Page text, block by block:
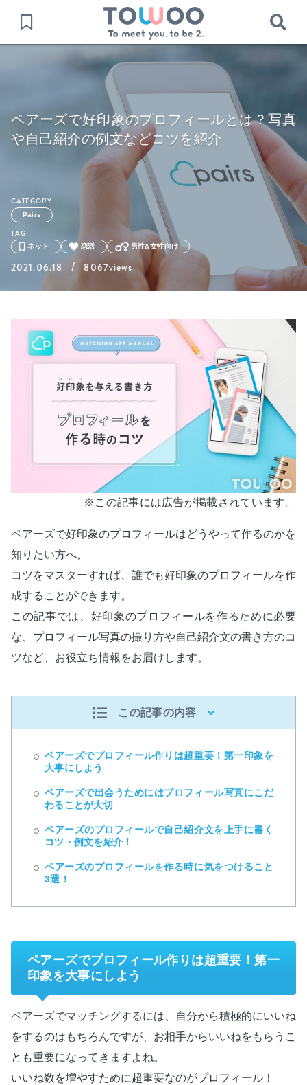
ペアーズで好印象のプロフィールとは？写真
や自己紹介の例文などコツを紹介
CATEGORY
Pairs
TAG
ネット 恋活 男性&女性向け
2021.06.18 /8067views
※この記事には広告が掲載されています。
ペアーズで好印象のプロフィールはどうやって作るのかを
知りたい方へ。
コツをマスターすれば、誰でも好印象のプロフィールを作
成することができます。
この記事では、好印象のプロフィールを作るために必要
な、プロフィール写真の撮り方や自己紹介文の書き方のコ
ツなど、お役立ち情報をお届けします。
この記事の内容
ペアーズでプロフィール作りは超重要！第一印象を
大事にしよう
ペアーズで出会うためにはプロフィール写真にこだ
わることが大切
ペアーズのプロフィールで自己紹介文を上手に書く
コツ・例文を紹介！
ペアーズのプロフィールを作る時に気をつけること
3選！
ペアーズでプロフィール作りは超重要！第一
印象を大事にしよう
ペアーズでマッチングするには、自分から積極的にいいね
をするのはもちろんですが、お相手からいいねをもらうこ
とも重要になってきますよね。
いいね数を増やすために超重要なのがプロフィール！